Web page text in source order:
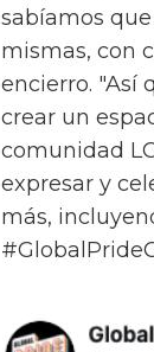
sabíamos
mismas, con
encierro. "Así
crear un
comunidad
expresar y
más,